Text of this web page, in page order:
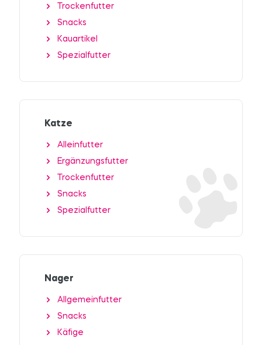
Trockenfutter
Snacks
Kauartikel
Spezialfutter
Katze
Alleinfutter
Ergänzungsfutter
Trockenfutter
Snacks
Spezialfutter
Nager
Allgemeinfutter
Snacks
Käfige